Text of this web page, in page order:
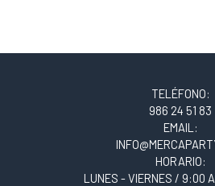
TELÉFONO:
986 24 51 83
EMAIL:
HORARIO:
LUNES - VIERNES / 9:00